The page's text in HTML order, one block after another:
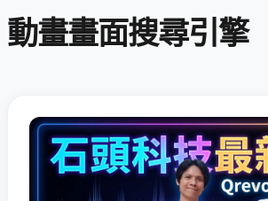
動畫畫面搜尋引擎